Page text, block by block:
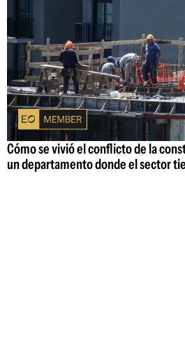
Cómo se vivió el conflicto de la
un departamento donde el sector